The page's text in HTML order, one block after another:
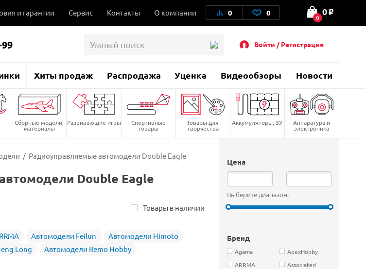
и гарантии Сервис Контакты О компании 0 0 0
0 o
Войти / Регистрация
Хиты продаж Распродажа Уценка Видеообзоры Новости
Сборные модели,
материалы
Развивающие игры Спортивные
товары
Товары для
творчества
Аккумуляторы, ЗУ Аппаратура и
электроника
Цена
Выберите диапазон:
Бренд
Agama
ApexHobby
ARRMA
Associated
/ Радиоуправляемые автомодели Double Eagle
Double Eagle
Товары в наличии
Автомодели Feilun
Автомодели Himoto
Long Автомодели Remo Hobby